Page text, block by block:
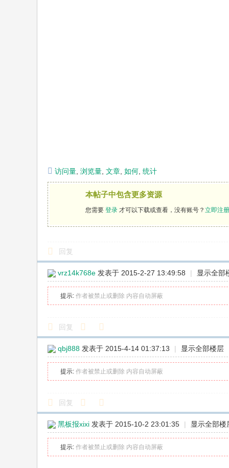
访问量 浏览量 文章 如何 统计
本帖子中包含更多资源
您需要 登录 才可以下载或查看，没有账号？ 立即注册
回复
vrz14k768e 发表于 2015-2-27 13:49:58 | 显示全部
提示: 作者被禁止或删除 内容自动屏蔽
回复
qbj888 发表于 2015-4-14 01:37:13 | 显示全部楼层
提示: 作者被禁止或删除 内容自动屏蔽
回复
黑板报xixi 发表于 2015-10-2 23:01:35 | 显示全部楼
提示: 作者被禁止或删除 内容自动屏蔽